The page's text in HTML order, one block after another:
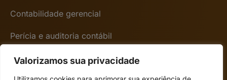
Valorizamos sua privacidade
Contabilidade gerencial
Perícia e auditoria contábil
Avenida Presidente Vargas 3131 6º andar – Rio